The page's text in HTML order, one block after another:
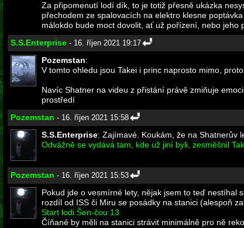
Za připomenutí lodí dík, to je totiž přesně ukázka
přechodem ze spalovacích na elektro klesne
málokdo bude moct dovolit, ať už pořízení, nebo jeho
S.S.Enterprise - 16. říjen 2021 19:17
Pozemstan:
V tomto ohledu jsou Takei i princ naprosto mimo,
Navíc Shatner na videu z přistání právě zmiňuje
prostředí
Pozemstan - 16. říjen 2021 15:58
S.S.Enterprise: Zajímavé. Koukám, že na Shatnerův
Odvážně se vydává tam, kde už jiní byli, zesměšnil
Pozemstan - 16. říjen 2021 15:53
Pokud jde o vesmírné lety, nějak jsem to teď nestíhal
rozdíl od ISS či Miru se posádky na stanici (alespoň
Start lodi Šen-čou 13
Číňané by měli na stanici strávit minimálně pro ně